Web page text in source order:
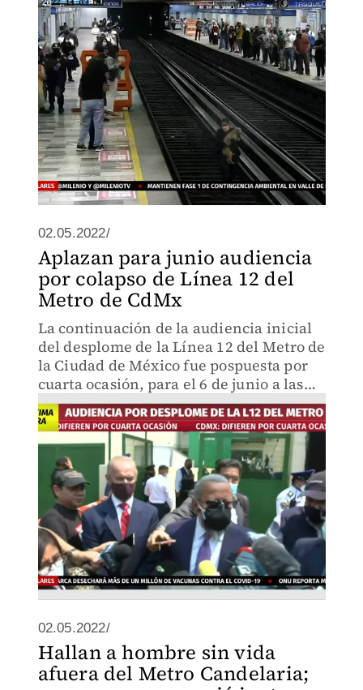
02.05.2022/
Aplazan para junio audiencia
por colapso de Línea 12 del
Metro de CdMx
La continuación de la audiencia inicial
del desplome de la Línea 12 del Metro de
la Ciudad de México fue pospuesta por
cuarta ocasión, para el 6 de junio a las
10:00 horas.
02.05.2022/
Hallan a hombre sin vida
afuera del Metro Candelaria;